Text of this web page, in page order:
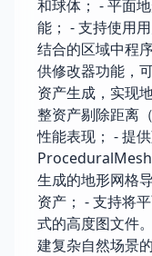
和球体； - 平面
能； - 支持使用
结合的区域中程
供修改器功能，
资产生成，实现
整资产剔除距离
性能表现； - 提
生成的地形网格
资产； - 支持将
式的高度图文件
建复杂自然场景